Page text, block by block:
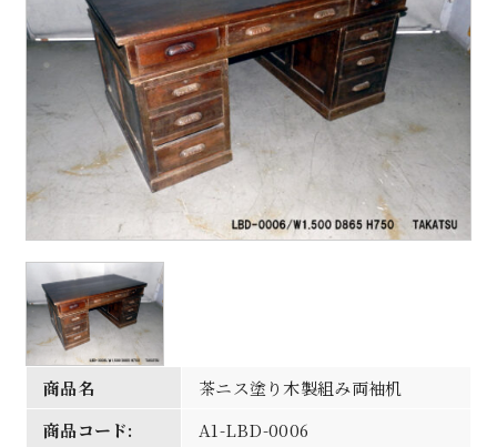
商品名
茶ニス塗り木製組み両袖机
商品コード:
A1-LBD-0006